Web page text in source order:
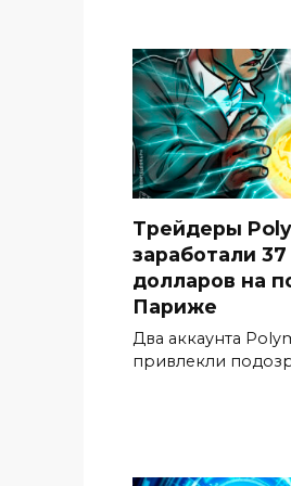
Трейдеры
заработали
долларов на
Париже
Два аккаунта
привлекли